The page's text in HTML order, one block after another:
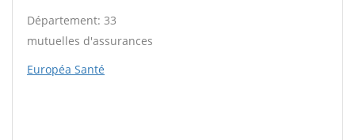
Département: 33
mutuelles d'assurances
Européa Santé